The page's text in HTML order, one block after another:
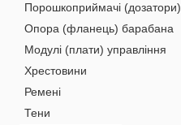
Порошкоприймачі (дозатори)
Опора (фланець) барабана
Модулі (плати) управління
Хрестовини
Ремені
Тени